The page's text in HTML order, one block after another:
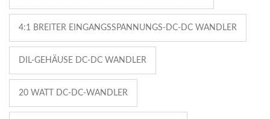
4:1 BREITER EINGANGSSPANNUNGS-DC-DC WANDLER
DIL-GEHÄUSE DC-DC WANDLER
20 WATT DC-DC-WANDLER